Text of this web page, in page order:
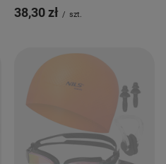
38,30 zł / szt.